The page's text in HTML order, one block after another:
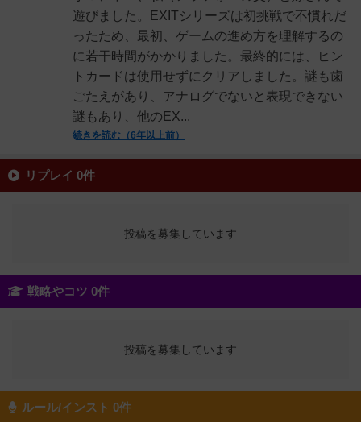
遊びました。EXITシリーズは初挑戦で不慣れだ
ったため、最初、ゲームの進め方を理解するの
に若干時間がかかりました。最終的には、ヒン
トカードは使用せずにクリアしました。謎も歯
ごたえがあり、アナログでないと表現できない
謎もあり、他のEX...
続きを読む（6年以上前）
リプレイ 0件
投稿を募集しています
戦略やコツ 0件
投稿を募集しています
ルール/インスト 0件